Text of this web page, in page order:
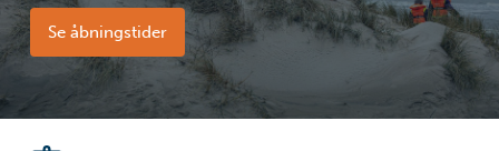
Se åbningstider